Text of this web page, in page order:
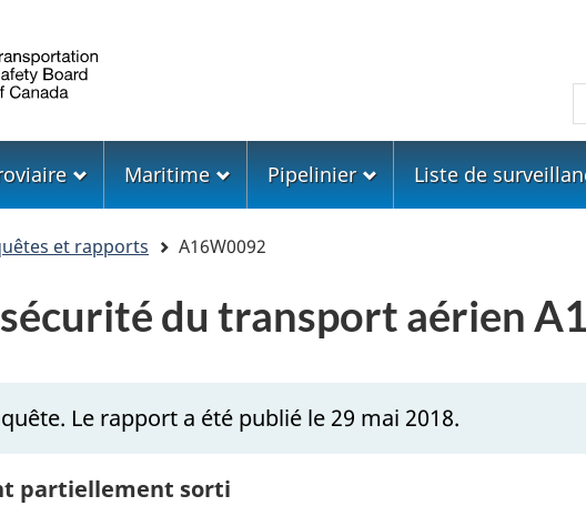
Maritime Pipelinier Liste de
et rapports A16W0092
du transport aérien
Le rapport a été publié le 29 mai 2018.
partiellement sorti